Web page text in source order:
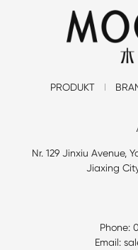
PRODUKT
Nr. 129 Jinxiu Avenue,
Jiaxing
Phone:
Email: